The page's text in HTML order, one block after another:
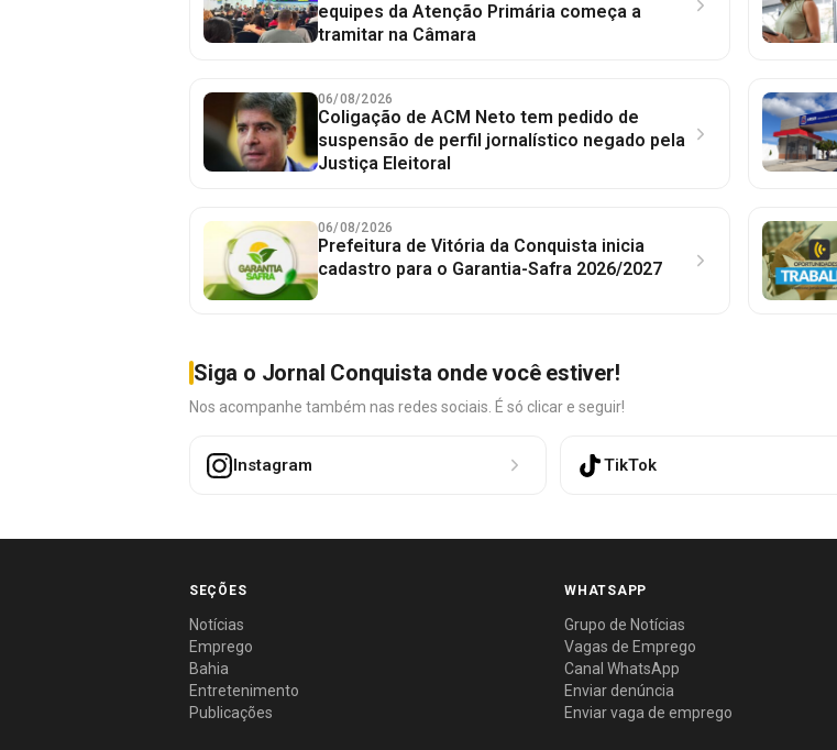
equipes da Atenção Primária começa a
tramitar na Câmara
06/08/2026
Coligação de ACM Neto tem pedido de
suspensão de perfil jornalístico negado pela
Justiça Eleitoral
06/08/2026
Prefeitura de Vitória da Conquista inicia
cadastro para o Garantia-Safra 2026/2027
Siga o Jornal Conquista onde você estiver!
Nos acompanhe também nas redes sociais. É só clicar e seguir!
Instagram TikTok
SEÇÕES
Notícias
Emprego
Bahia
Entretenimento
Publicações
WHATSAPP
Grupo de Notícias
Vagas de Emprego
Canal WhatsApp
Enviar denúncia
Enviar vaga de emprego